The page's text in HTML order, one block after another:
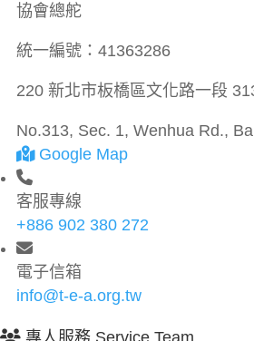
協會總舵
統一編號： 41363286
220 新北市板橋區文化路一段
No.313, Sec. 1, Wenhua Rd.,
Google Map
客服專線
+886 902 380 272
電子信箱
info@t-e-a.org.tw
專人服務 Service Team